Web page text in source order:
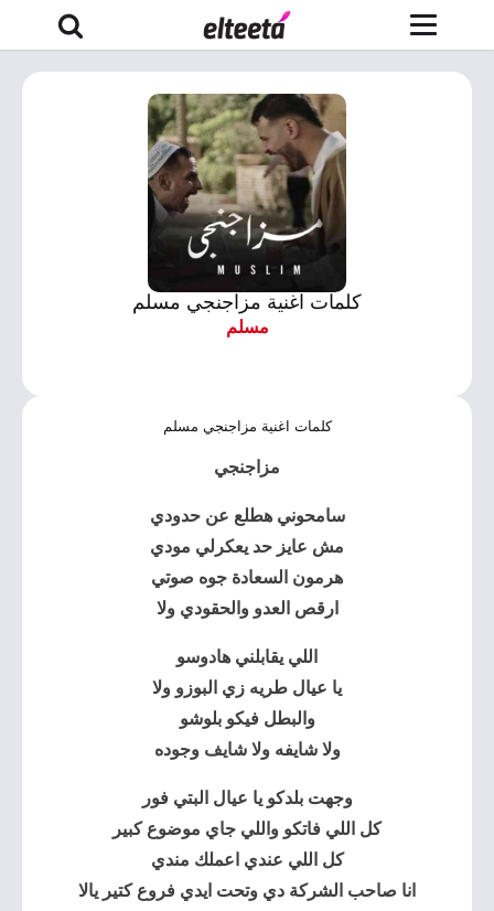
كلمات اغنية مزاجنجي مسلم
مسلم
كلمات اغنية مزاجنجي مسلم
مزاجنجي
سامحوني هطلع عن حدودي
مش عايز حد يعكرلي مودي
هرمون السعادة جوه صوتي
ارقص العدو والحقودي ولا
اللي يقابلني هادوسو
يا عيال طريه زي البوزو ولا
والبطل فيكو بلوشو
ولا شايفه ولا شايف وجوده
وجهت بلدكو يا عيال البتي فور
كل اللي فاتكو واللي جاي موضوع كبير
كل اللي عندي اعملك مندي
انا صاحب الشركة دي وتحت ايدي فروع كتير يالا